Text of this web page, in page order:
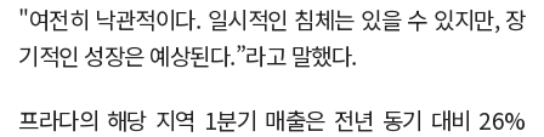
"여전히 낙관적이다. 일시적인 침체는 있을 수 있지만, 장
기적인 성장은 예상된다.”라고 말했다.
프라다의 해당 지역 1분기 매출은 전년 동기 대비 26%